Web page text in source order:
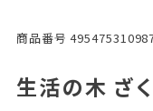
商品番号
生活の木 ざ